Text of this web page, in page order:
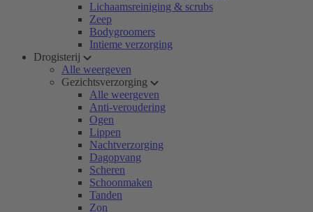
Lichaamsreiniging & scrubs
Zeep
Bodygroomers
Intieme verzorging
Drogisterij
Alle weergeven
Gezichtsverzorging
Alle weergeven
Anti-veroudering
Ogen
Lippen
Nachtverzorging
Dagopvang
Scheren
Schoonmaken
Tanden
Zon